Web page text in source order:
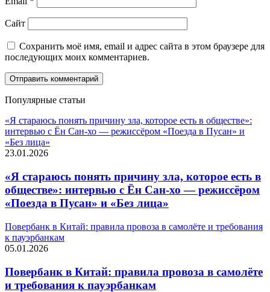
Сайт
Сохранить моё имя, email и адрес сайта в этом браузере для
последующих моих комментариев.
Популярные статьи
«Я стараюсь понять причину зла, которое есть в обществе»:
интервью с Ён Сан-хо — режиссёром «Поезда в Пусан» и
«Без лица»
23.01.2026
«Я стараюсь понять причину зла, которое есть в
обществе»: интервью с Ён Сан-хо — режиссёром
«Поезда в Пусан» и «Без лица»
Повербанк в Китай: правила провоза в самолёте и требования
к пауэрбанкам
05.01.2026
Повербанк в Китай: правила провоза в самолёте
и требования к пауэрбанкам